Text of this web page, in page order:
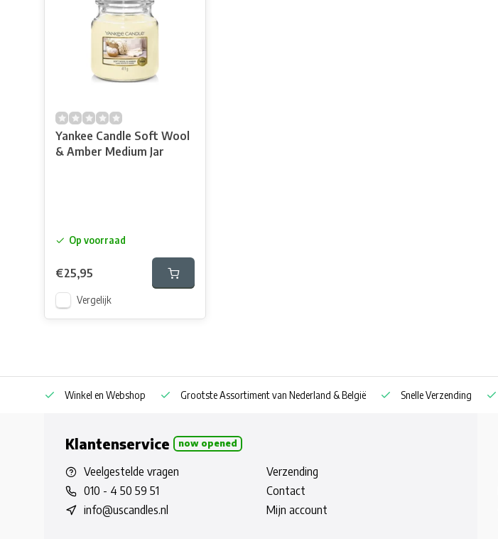
Yankee Candle Soft Wool
& Amber Medium Jar
Op voorraad
€25,95
Vergelijk
Winkel en Webshop Grootste Assortiment van Nederland & België Snelle Verzending
Klantenservice now opened
Veelgestelde vragen
010 - 4 50 59 51
info@uscandles.nl
Verzending
Contact
Mijn account